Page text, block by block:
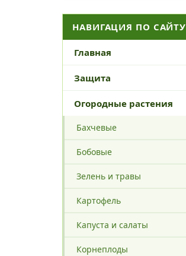
НАВИГАЦИЯ ПО САЙТУ
Главная
Защита
Огородные растения
Бахчевые
Бобовые
Зелень и травы
Картофель
Капуста и салаты
Корнеплоды